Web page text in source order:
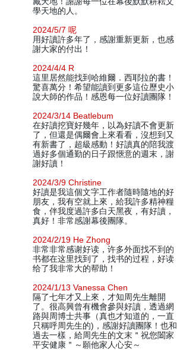
學天地的人。
2024/5/7 呢
用好讀許多年了，感謝重新更新，也感
謝大家的付出！
2024/4/4 R
這里居然能找到哈維爾．西耶拉的書！
驚喜萬分！希望能讀到更多這位歷史小
說大師的作品！感恩每一位好讀團隊！
2024/3/14 Beatlebum
在好讀挖寶好幾年，以為好讀不會更新
了，但還是偶爾會上來看看，沒想到又
有新書了，超級感動！好讀真的陪我渡
過好多個通勤的日子跟愜意的週末，謝
謝好讀！
2024/3/9 Christine
好讀是我這個文字工作者隨時隨地的好
朋友，我有空就上來，給我許多精神糧
食，伴我度過許多白天黑夜，有好讀，
真好！非常感謝幕後團隊。
2024/2/19 He Zhong
非常非常感谢好读，许多外面找不到的
书都在这里找到了，找书的过程，好读
给了我非常大的帮助！
2024/1/13 Vanessa Chen
隔了七年才又上來，才知周先生離開
了。很高興曾有機會參與好讀，透過網
路與周博士共事（真也才知道的，一直
只稱呼周先生的)，感謝好讀團隊！也和
過去一樣，給周先生的文末＂祝您闔家
平安健康＂～願他家人心安～